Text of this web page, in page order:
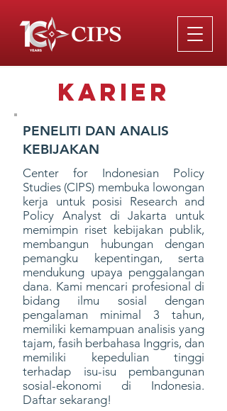
Karier
PENELITI DAN ANALIS
KEBIJAKAN
Center for Indonesian Policy
Studies (CIPS) membuka lowongan
kerja untuk posisi Research and
Policy Analyst di Jakarta untuk
memimpin riset kebijakan publik,
membangun hubungan dengan
pemangku kepentingan, serta
mendukung upaya penggalangan
dana. Kami mencari profesional di
bidang ilmu sosial dengan
pengalaman minimal 3 tahun,
memiliki kemampuan analisis yang
tajam, fasih berbahasa Inggris, dan
memiliki kepedulian tinggi
terhadap isu-isu pembangunan
sosial-ekonomi di Indonesia.
Daftar sekarang!